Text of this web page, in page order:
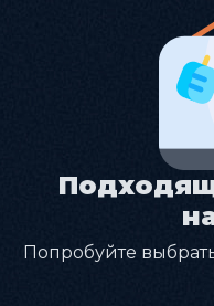
Попробуйте